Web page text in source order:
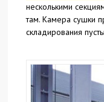
несколькими
там. Камера сушки
складирования